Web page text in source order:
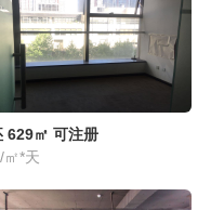
629㎡ 可注册
㎡*天